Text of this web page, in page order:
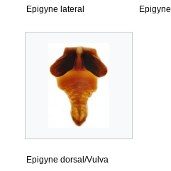
Epigyne lateral Epigyne
Epigyne dorsal/Vulva